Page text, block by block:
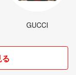
GUCCI